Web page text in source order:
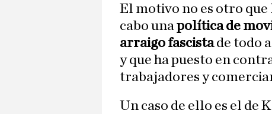
El motivo no es otro que
cabo unapolítica de
arraigo fascistade todo
y que ha puesto en
trabajadores y
Un caso de ello es el de